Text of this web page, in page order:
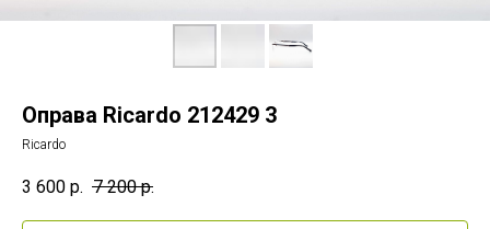
Оправа Ricardo 212429 3
Ricardo
3 600 р. 7 200 р.